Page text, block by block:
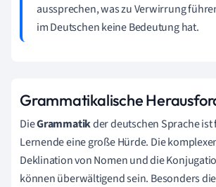
aussprechen, was zu Verwirrung
im Deutschen keine Bedeutung hat.
Grammatikalische
DieGrammatikder deutschen Sprache ist
Lernende eine große Hürde. Die
Deklination von Nomen und die
können überwältigend sein. Besonders